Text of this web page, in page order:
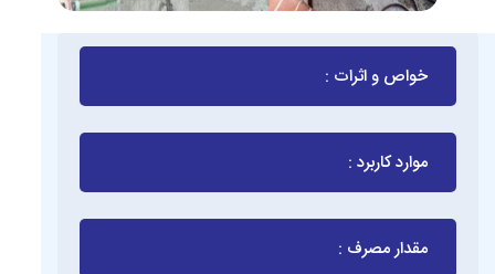
خواص و اثرات :
موارد کاربرد :
مقدار مصرف :